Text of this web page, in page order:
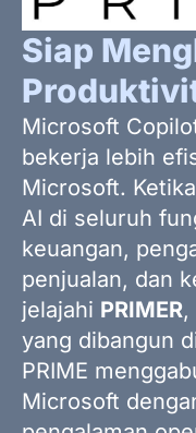
Siap
Microsoft
bekerja lebih
Microsoft.
AI di seluruh
keuangan,
penjualan, dan
jelajahi PRIMER,
yang dibangun
PRIME
Microsoft